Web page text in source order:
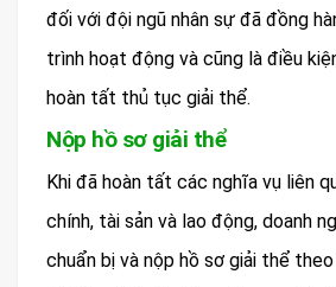
đối với đội ngũ nhân sự đã đồng
trình hoạt động và cũng là điều
hoàn tất thủ tục giải thể.
Nộp hồ sơ giải thể
Khi đã hoàn tất các nghĩa vụ liên
chính, tài sản và lao động, doanh
chuẩn bị và nộp hồ sơ giải thể theo